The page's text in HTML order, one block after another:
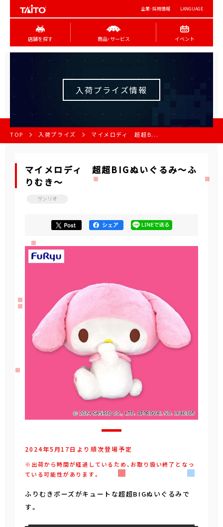
企業･採用情報 LANGUAGE
店舗を探す 商品･サービス イベント
入荷プライズ情報
TOP 入荷プライズ マイメロディ 超超B...
マイメロディ 超超BIGぬいぐるみ～ふ
りむき～
サンリオ
2024年5月17日より順次登場予定
※出荷から時間が経過しているため、お取り扱い終了となっ
ている可能性があります。
ふりむきポーズがキュートな超超BIGぬいぐるみで
す。